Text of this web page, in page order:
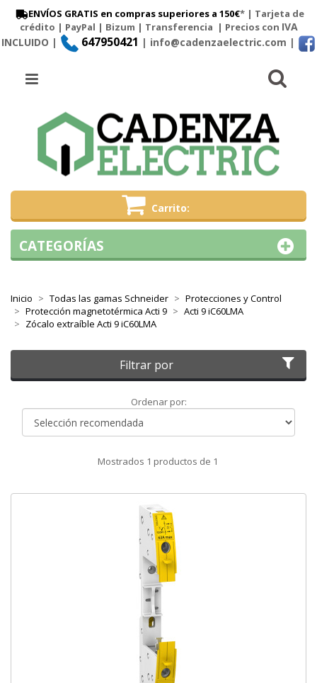
ENVÍOS GRATIS en compras superiores a 150€* | Tarjeta de
crédito | PayPal | Bizum | Transferencia | Precios con IVA
INCLUIDO |
647950421 | info@cadenzaelectric.com |
Carrito
Menú
Inicio Todas las gamas Schneider
Protecciones y Control
Protección magnetotérmica Acti 9
Acti 9 iC60LMA
Zócalo extraíble Acti 9 iC60LMA
Filtrar por
Ordenar por:Ordenar
Mostrados 1 productos de 1
CATEGORÍAS